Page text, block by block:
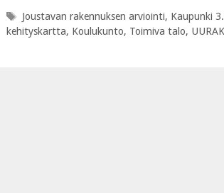
Avainsanat
Joustavan rakennuksen arviointi, Kaupunki
kehityskartta, Koulukunto, Toimiva talo,